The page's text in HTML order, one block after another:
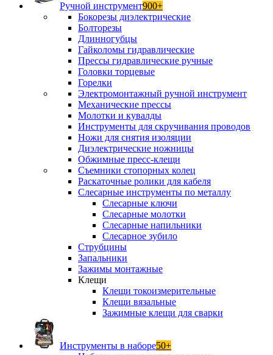
Ручной инструмент900+
Бокорезы диэлектрические
Болторезы
Длинногубцы
Гайколомы гидравлические
Прессы гидравлические ручные
Головки торцевые
Горелки
Электромонтажный ручной инструмент
Механические прессы
Молотки и кувалды
Инструменты для скручивания проводов
Ножи для снятия изоляции
Диэлектрические ножницы
Обжимные пресс-клещи
Съемники стопорных колец
Раскаточные ролики для кабеля
Слесарные инструменты по металлу
Слесарные ключи
Слесарные молотки
Слесарные напильники
Слесарное зубило
Струбцины
Запальники
Зажимы монтажные
Клещи
Клещи токоизмерительные
Клещи вязальные
Зажимные клещи для сварки
Инструменты в наборе50+